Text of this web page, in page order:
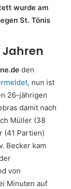
wurde am
St. Tönis
den
, nun ist
26-jährigen
damit nach
Müller (38
(41 Partien)
Becker kam
von
Minuten auf